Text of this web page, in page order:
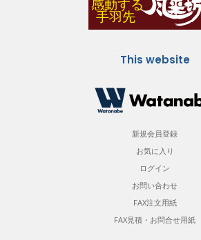
This website
新規会員登録
お気に入り
ログイン
お問い合わせ
FAX注文用紙
FAX見積・お問合せ用紙